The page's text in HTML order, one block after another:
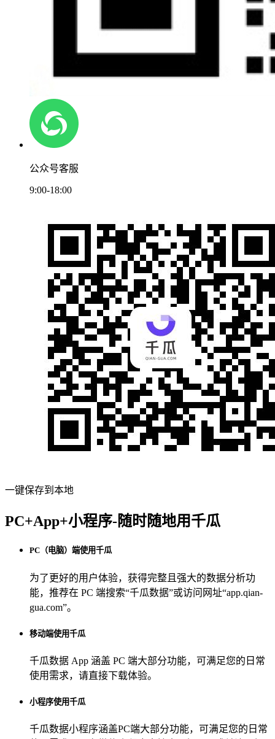
公众号客服
9:00-18:00
一键保存到本地
PC+App+小程序-随时随地用千瓜
PC（电脑）端使用千瓜
为了更好的用户体验，获得完整且强大的数据分析功
能，推荐在 PC 端搜索“千瓜数据”或访问网址“app.qian-
gua.com”。
移动端使用千瓜
千瓜数据 App 涵盖 PC 端大部分功能，可满足您的日常
使用需求，请直接下载体验。
小程序使用千瓜
千瓜数据小程序涵盖PC端大部分功能，可满足您的日常